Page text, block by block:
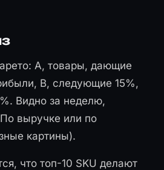
A, товары, дающие
B, следующие 15%,
Видно за неделю,
выручке или по
картины).
что топ-10 SKU делают